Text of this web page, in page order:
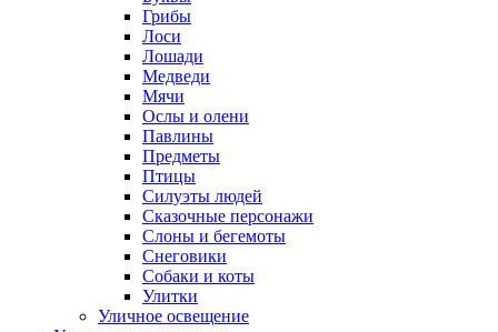
Грибы
Лоси
Лошади
Медведи
Мячи
Ослы и олени
Павлины
Предметы
Птицы
Силуэты людей
Сказочные персонажи
Слоны и бегемоты
Снеговики
Собаки и коты
Улитки
Уличное освещение